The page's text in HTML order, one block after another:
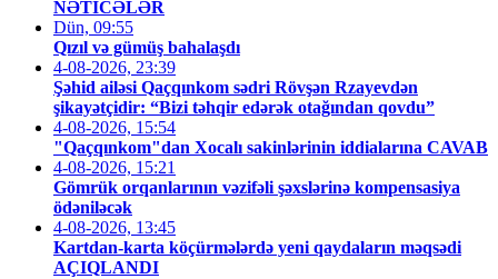
NƏTİCƏLƏR
Dün, 09:55
Qızıl və gümüş bahalaşdı
4-08-2026, 23:39
Şəhid ailəsi Qaçqınkom sədri Rövşən Rzayevdən
şikayətçidir: “Bizi təhqir edərək otağından qovdu”
4-08-2026, 15:54
"Qaçqınkom"dan Xocalı sakinlərinin iddialarına CAVAB
4-08-2026, 15:21
Gömrük orqanlarının vəzifəli şəxslərinə kompensasiya
ödəniləcək
4-08-2026, 13:45
Kartdan-karta köçürmələrdə yeni qaydaların məqsədi
AÇIQLANDI